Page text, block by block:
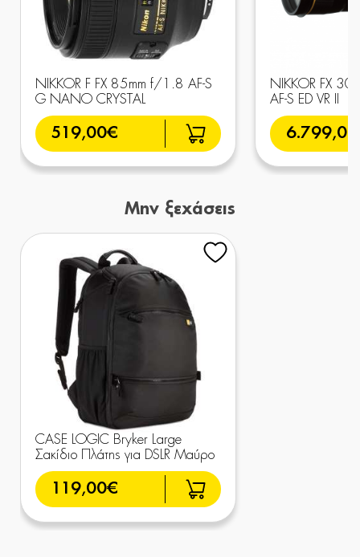
NIKKOR F FX 85mm f/1.8 AF-S
G NANO CRYSTAL
519,00€
NIKKOR FX
AF-S ED VR II
Μην ξεχάσεις
CASE LOGIC Bryker Large
Σακίδιο Πλάτης για DSLR Μαύρο
119,00€